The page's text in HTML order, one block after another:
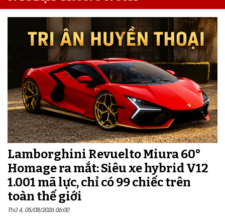
Lamborghini Revuelto Miura 60°
Homage ra mắt: Siêu xe hybrid V12
1.001 mã lực, chỉ có 99 chiếc trên
toàn thế giới
Thứ 4, 05/08/2026 06:00